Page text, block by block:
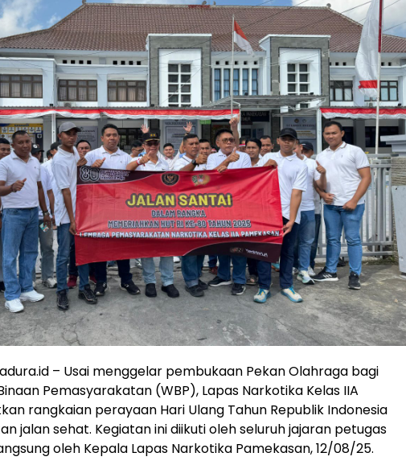
– Usai menggelar pembukaan Pekan Olahraga bagi
Pemasyarakatan (WBP), Lapas Narkotika Kelas IIA
rangkaian perayaan Hari Ulang Tahun Republik Indonesia
jalan sehat. Kegiatan ini diikuti oleh seluruh jajaran petugas
oleh Kepala Lapas Narkotika Pamekasan, 12/08/25.